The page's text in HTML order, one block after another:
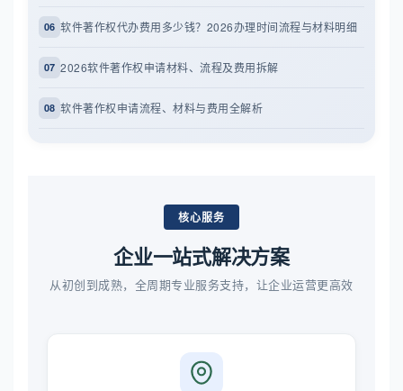
06 软件著作权代办费用多少钱？2026办理时间流程与材料明细
07 2026软件著作权申请材料、流程及费用拆解
08 软件著作权申请流程、材料与费用全解析
核心服务
企业一站式解决方案
从初创到成熟，全周期专业服务支持，让企业运营更高效